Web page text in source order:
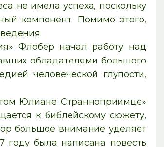
не имела успеха, поскольку
компонент. Помимо этого,
Флобер начал работу над
обладателями большого
человеческой глупости,
Юлиане Странноприимце»
к библейскому сюжету,
большое внимание уделяет
году была написана повесть